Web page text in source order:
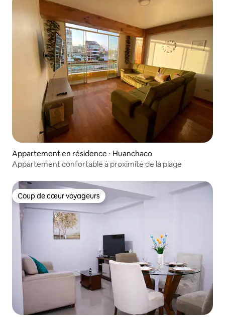
Appartement en résidence ⋅ Huanchaco
Appartement confortable à proximité de la plage
Coup de cœur voyageurs
Coup de cœur voyageurs